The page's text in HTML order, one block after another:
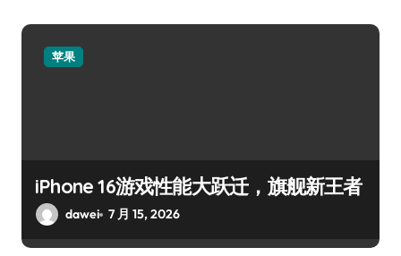
苹果
iPhone 16游戏性能大跃迁，旗舰新王者
dawei 7 月 15, 2026